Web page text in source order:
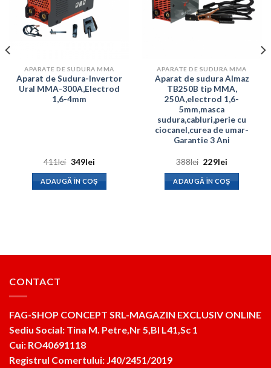
APARATE DE SUDURA MMA
Aparat de Sudura-Invertor
Ural MMA-300A,Electrod
1,6-4mm
411lei Prețul
a
fost:
411lei.
349leiPrețul
este:
349lei.
ADAUGĂ ÎN COȘ
APARATE DE SUDURA MMA
Aparat de sudura Almaz
TB250B tip MMA,
250A,electrod 1,6-
5mm,masca
sudura,cabluri,perie cu
ciocanel,curea de umar-
Garantie 3 Ani
388lei Prețul
a
fost:
388lei.
229leiPrețul
este:
229lei.
ADAUGĂ ÎN COȘ
CONTACT
FAG-SHOP CONCEPT SRL-MAGAZIN EXCLUSIV ONLINE
Sediu Social: Tina M. Petre,Nr 5,Bl L41,Sc 1
Cui: RO40691118
Registrul Comertului: J40/2451/2019